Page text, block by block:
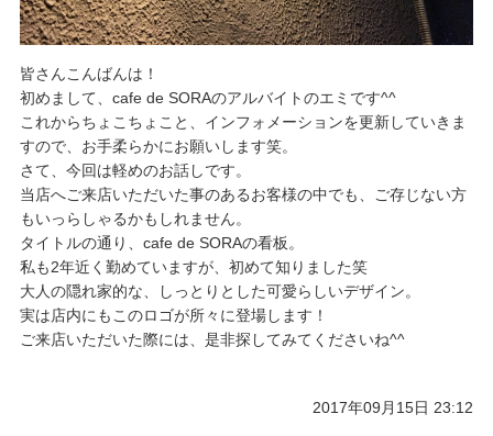
皆さんこんばんは！
​初めまして、cafe de SORAのアルバイトのエミです^^
​これからちょこちょこと、インフォメーションを更新していきま
すので、お手柔らかにお願いします笑。
​さて、今回は軽めのお話しです。
​当店へご来店いただいた事のあるお客様の中でも、ご存じない方
もいっらしゃるかもしれません。​
​タイトルの通り、cafe de SORAの看板。
​私も2年近く勤めていますが、初めて知りました笑
​大人の隠れ家的な、しっとりとした可愛らしいデザイン。
​実は店内にもこのロゴが所々に登場します！
​ご来店いただいた際には、是非探してみてくださいね^^
2017年09月15日 23:12